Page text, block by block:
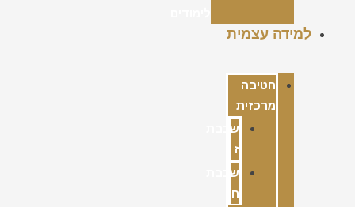
למידה עצמית
חטיבה
מרכזית
שכבת
ז
שכבת
ח